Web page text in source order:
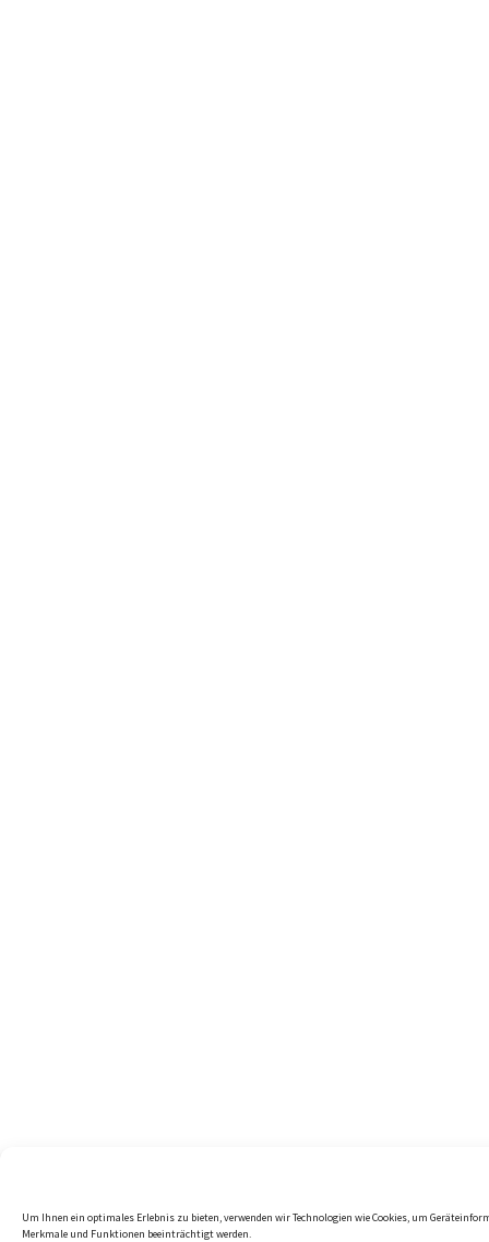
Um Ihnen ein optimales Erlebnis zu bieten, verwenden wir Technologien wie Cookies, um
Merkmale und Funktionen beeinträchtigt werden.